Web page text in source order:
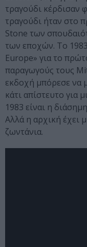
τραγούδι κέρδισαν
τραγούδι ήταν στο
Stone των
των εποχών. Το
Europe» για το
παραγωγούς τους
εκδοχή μπόρεσε να
κάτι απίστευτο για
1983 είναι η
Αλλά η αρχική έχει
ζωντάνια.